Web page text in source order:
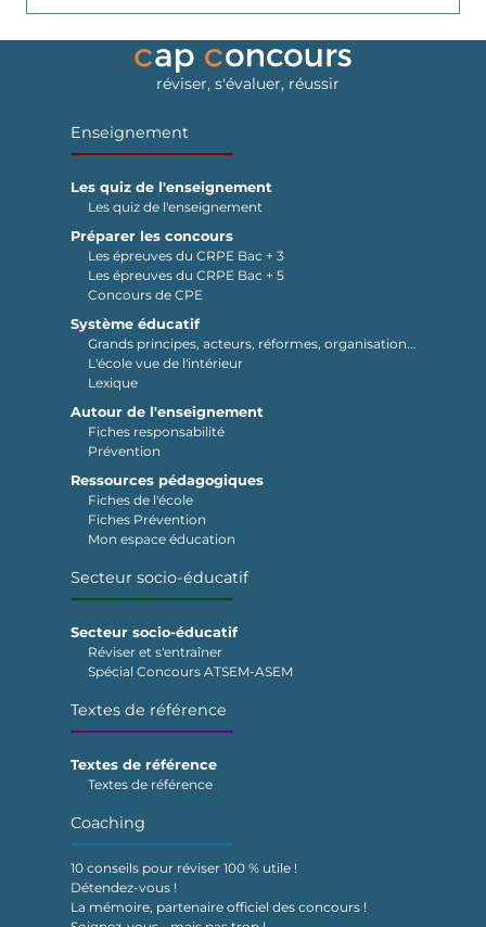
réviser, s'évaluer, réussir
Enseignement
Les quiz de l'enseignement
Les quiz de l'enseignement
Préparer les concours
Les épreuves du CRPE Bac + 3
Les épreuves du CRPE Bac + 5
Concours de CPE
Système éducatif
Grands principes, acteurs, réformes, organisation...
L'école vue de l'intérieur
Lexique
Autour de l'enseignement
Fiches responsabilité
Prévention
Ressources pédagogiques
Fiches de l'école
Fiches Prévention
Mon espace éducation
Secteur socio-éducatif
Secteur socio-éducatif
Réviser et s'entraîner
Spécial Concours ATSEM-ASEM
Textes de référence
Textes de référence
Textes de référence
Coaching
10 conseils pour réviser 100 % utile !
Détendez-vous !
La mémoire, partenaire officiel des concours !